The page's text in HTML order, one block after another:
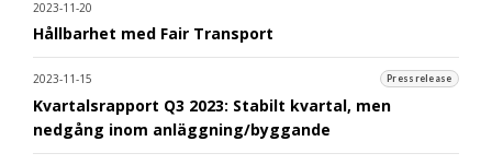
2023-11-20
Hållbarhet med Fair Transport
2023-11-15 Pressrelease
Kvartalsrapport Q3 2023: Stabilt kvartal, men
nedgång inom anläggning/byggande